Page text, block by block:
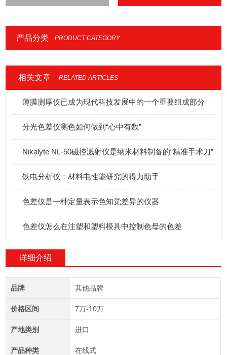
产品分类 PRODUCT CATEGORY
相关文章 RELATED ARTICLES
薄膜测厚仪已成为现代科技发展中的一个重要组成部分
分光色差仪测色如何做到“心中有数”
Nikalyte NL-50磁控溅射仪是纳米材料制备的“精准手术刀”
铁电分析仪：材料电性能研究的得力助手
色差仪是一种定量表示色知觉差异的仪器
色差仪怎么在注塑和塑料模具中控制色母的色差
详细介绍
品牌 其他品牌
价格区间 7万-10万
产地类别 进口
产品种类 在线式